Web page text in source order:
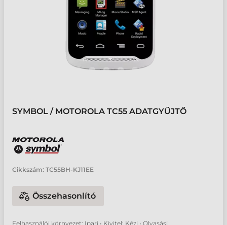
SYMBOL / MOTOROLA TC55 ADATGYŰJTŐ
Cikkszám: TC55BH-KJ11EE
Összehasonlító
Felhasználói környezet: Ipari • Kivitel: Kézi • Olvasási